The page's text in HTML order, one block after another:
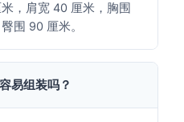
，肩宽 40 厘米，胸围
围 90 厘米。
易组装吗？